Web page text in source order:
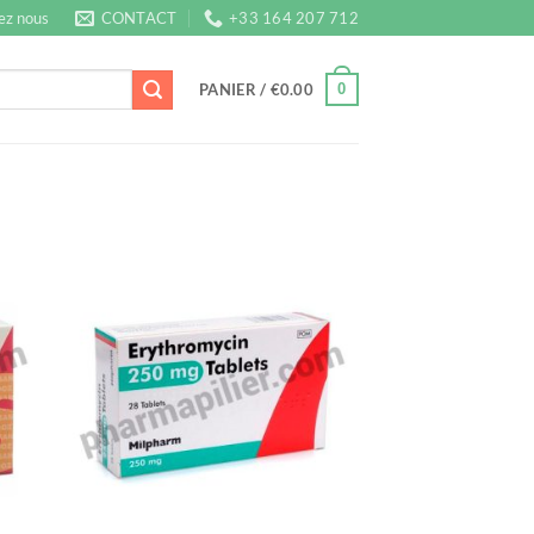
nous CONTACT +33 164 207 712
PANIER / €0.00 0